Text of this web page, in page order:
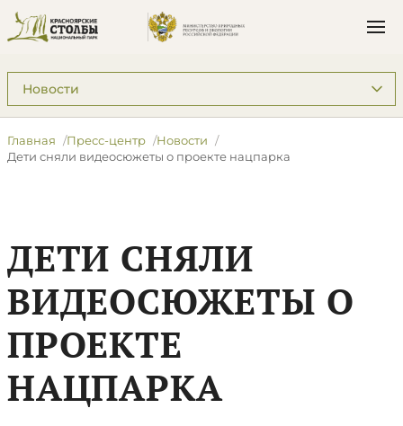
Подразделы: Пресс-центр
Главная Пресс-центр
Новости
Дети сняли видеосюжеты о проекте нацпарка
ДЕТИ СНЯЛИ
ВИДЕОСЮЖЕТЫ О
ПРОЕКТЕ
НАЦПАРКА